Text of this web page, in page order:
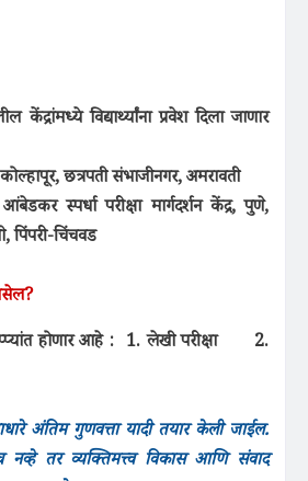
केंद्रांमध्ये विद्यार्थ्यांना प्रवेश दिला जाणार
छत्रपती संभाजीनगर, अमरावती
स्पर्धा परीक्षा मार्गदर्शन केंद्र, पुणे,
पिंपरी-चिंचवड
होणार आहे : 1. लेखी परीक्षा 2.
अंतिम गुणवत्ता यादी तयार केली जाईल.
तर व्यक्तिमत्त्व विकास आणि संवाद